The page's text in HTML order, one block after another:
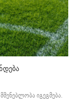
იგეგმება.